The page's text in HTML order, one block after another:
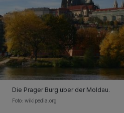
Die Prager Burg über der Moldau.
Foto: wikipedia.org